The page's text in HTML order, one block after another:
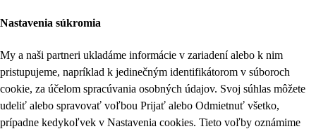
Nastavenia súkromia
My a naši partneri ukladáme informácie v zariadení alebo k nim
pristupujeme, napríklad k jedinečným identifikátorom v súboroch
cookie, za účelom spracúvania osobných údajov. Svoj súhlas môžete
udeliť alebo spravovať voľbou Prijať alebo Odmietnuť všetko,
prípadne kedykoľvek v Nastavenia cookies. Tieto voľby oznámime